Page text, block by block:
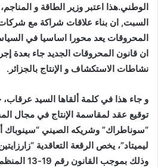
الوطني.هذا اعتبر وزير الطاقة و
السبت, ان بناء علاقات شراكة مع
المحروقات يعد محورا اساسيا في
ان قانون المحروقات الجديد جاء بعدة
نشاطات الاستكشاف و الإنتاج بالجزائر.
و جاء هذا في كلمة ألقاها السيد
توقيع عقد لمقاسمة الإنتاج في مجال
“سوناطراك” وشريكه الصيني “سينوباك
ليميتاد”، يخص الرقعة التعاقدية
وذلك بموجب